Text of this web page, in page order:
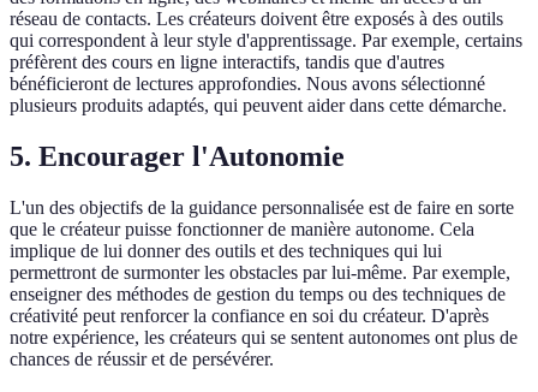
réseau de contacts. Les créateurs doivent être exposés à des outils
qui correspondent à leur style d'apprentissage. Par exemple, certains
préfèrent des cours en ligne interactifs, tandis que d'autres
bénéficieront de lectures approfondies. Nous avons sélectionné
plusieurs produits adaptés, qui peuvent aider dans cette démarche.
5. Encourager l'Autonomie
L'un des objectifs de la guidance personnalisée est de faire en sorte
que le créateur puisse fonctionner de manière autonome. Cela
implique de lui donner des outils et des techniques qui lui
permettront de surmonter les obstacles par lui-même. Par exemple,
enseigner des méthodes de gestion du temps ou des techniques de
créativité peut renforcer la confiance en soi du créateur. D'après
notre expérience, les créateurs qui se sentent autonomes ont plus de
chances de réussir et de persévérer.